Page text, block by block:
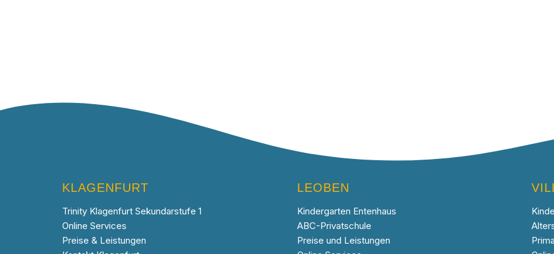
KLAGENFURT
Trinity Klagenfurt Sekundarstufe 1
Online Services
Preise & Leistungen
LEOBEN
Kindergarten Entenhaus
ABC-Privatschule
Preise und Leistungen